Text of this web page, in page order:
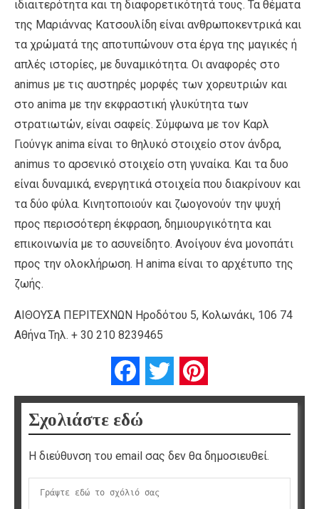
ιδιαιτερότητα και τη διαφορετικότητά τους. Τα θέματα
της Μαριάννας Κατσουλίδη είναι ανθρωποκεντρικά και
τα χρώματά της αποτυπώνουν στα έργα της μαγικές ή
απλές ιστορίες, με δυναμικότητα. Οι αναφορές στο
animus με τις αυστηρές μορφές των χορευτριών και
στο anima με την εκφραστική γλυκύτητα των
στρατιωτών, είναι σαφείς. Σύμφωνα με τον Καρλ
Γιούνγκ anima είναι το θηλυκό στοιχείο στον άνδρα,
animus το αρσενικό στοιχείο στη γυναίκα. Και τα δυο
είναι δυναμικά, ενεργητικά στοιχεία που διακρίνουν και
τα δύο φύλα. Κινητοποιούν και ζωογονούν την ψυχή
προς περισσότερη έκφραση, δημιουργικότητα και
επικοινωνία με το ασυνείδητο. Ανοίγουν ένα μονοπάτι
προς την ολοκλήρωση. Η anima είναι το αρχέτυπο της
ζωής.
ΑΙΘΟΥΣΑ ΠΕΡΙΤΕΧΝΩΝ Ηροδότου 5, Κολωνάκι, 106 74
Αθήνα Τηλ. + 30 210 8239465
FacebookTwitter
Σχολιάστε εδώ
Η διεύθυνση του email σας δεν θα δημοσιευθεί.